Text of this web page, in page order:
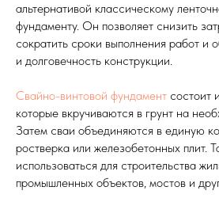
альтернативой классическому
фундаменту. Он позволяет снизить
сократить сроки выполнения работ и
и долговечность конструкции.
Свайно-винтовой фундамент состоит
которые вкручиваются в грунт на
Затем сваи объединяются в единую
ростверка или железобетонных плит.
использоваться для строительства
промышленных объектов, мостов и